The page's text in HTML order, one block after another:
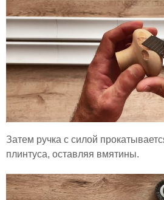
Затем ручка с силой
плинтуса, оставляя вмятины.